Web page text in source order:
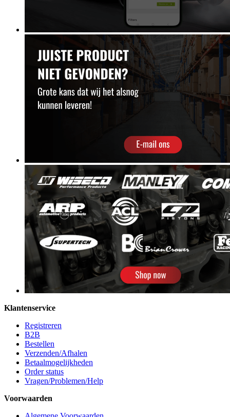
Klantenservice
Registreren
B2B
Bestellen
Verzenden/Afhalen
Betaalmogelijkheden
Order status
Vragen/Problemen/Help
Voorwaarden